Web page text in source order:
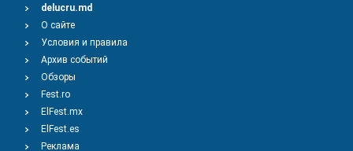
delucru.md
О сайте
Условия и правила
Архив событий
Обзоры
Fest.ro
ElFest.mx
ElFest.es
Реклама